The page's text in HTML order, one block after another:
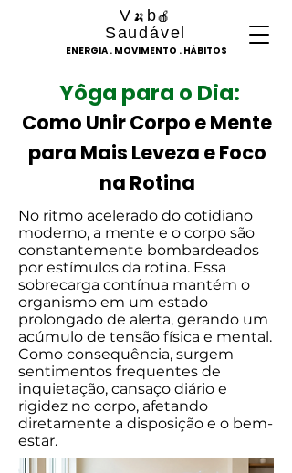
ENERGIA . MOVIMENTO . HÁBITOS
V 🍌 b🍎
Saudável
Yôga para o Dia:
Como Unir Corpo e Mente
para Mais Leveza e Foco
na Rotina
No ritmo acelerado do cotidiano
moderno, a mente e o corpo são
constantemente bombardeados
por estímulos da rotina. Essa
sobrecarga contínua mantém o
organismo em um estado
prolongado de alerta, gerando um
acúmulo de tensão física e mental.
Como consequência, surgem
sentimentos frequentes de
inquietação, cansaço diário e
rigidez no corpo, afetando
diretamente a disposição e o bem-
estar.